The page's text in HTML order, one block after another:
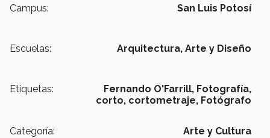
Campus: San Luis Potosí
Escuelas: Arquitectura, Arte y Diseño
Etiquetas: Fernando O'Farrill, Fotografía,
corto, cortometraje, Fotógrafo
Categoría: Arte y Cultura